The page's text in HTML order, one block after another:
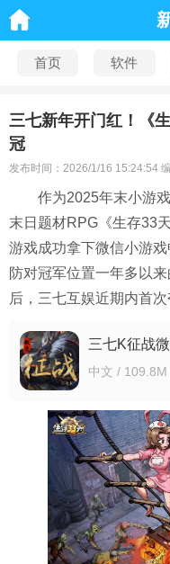
首页 软件
三七新年开门红！《
冠
发布时间：2026/1/16 15:24:54
作为2025年末小游
末日题材RPG《生存33
游戏成功拿下微信小游
防对冠军位置一年多以
后，三七互娱近期内首次
三七K征战
中文 /